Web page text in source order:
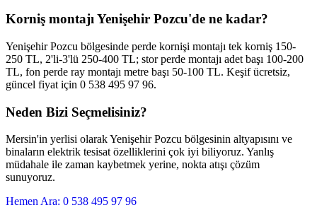
Korniş montajı Yenişehir Pozcu'de ne kadar?
Yenişehir Pozcu bölgesinde perde kornişi montajı tek korniş 150-
250 TL, 2'li-3'lü 250-400 TL; stor perde montajı adet başı 100-200
TL, fon perde ray montajı metre başı 50-100 TL. Keşif ücretsiz,
güncel fiyat için 0 538 495 97 96.
Neden Bizi Seçmelisiniz?
Mersin'in yerlisi olarakYenişehir Pozcu bölgesinin altyapısını ve
binaların elektrik tesisat özelliklerini çok iyi biliyoruz. Yanlış
müdahale ile zaman kaybetmek yerine, nokta atışı çözüm
sunuyoruz.
Hemen Ara: 0 538 495 97 96